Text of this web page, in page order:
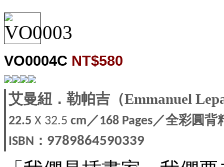
VO0004C NT$580
艾曼紐．勒帕吉（Emmanuel
22.5 X 32.5cm／168 Pages／全彩圓背
ISBN ： 9789864590339